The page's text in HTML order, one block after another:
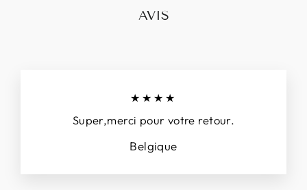
AVIS
★★★★
Super,merci pour votre retour.
Belgique